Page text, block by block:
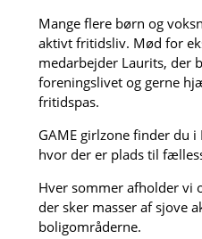
Mange flere børn og
aktivt fritidsliv. Mød for
medarbejder Laurits, der
foreningslivet og gerne
fritidspas.
GAME girlzone finder du
hvor der er plads til
Hver sommer afholder vi
der sker masser af sjove
boligområderne.